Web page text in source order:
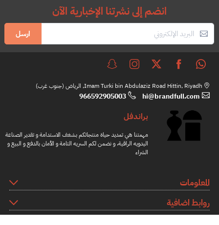
انضم إلى نشرتنا الإخبارية الآن
ارسل
Imam Turki bin Abdulaziz Road Hittin, Riyadh, الرياض (جنوب غرب)
hi@brandfull.com
966592905003
براندفل
مهمتنا هي تمديد حياة منتجاتكم بشغف الاستدامة و تقدير الصناعة
اليدويه الراقية، و نضمن لكم السريه التامة و الأمان بالدفع و البيع و
الشراء
المعلومات
روابط اضافية